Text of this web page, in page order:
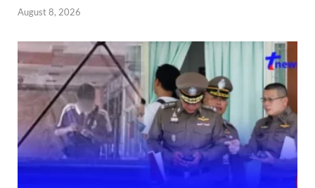
August 8, 2026